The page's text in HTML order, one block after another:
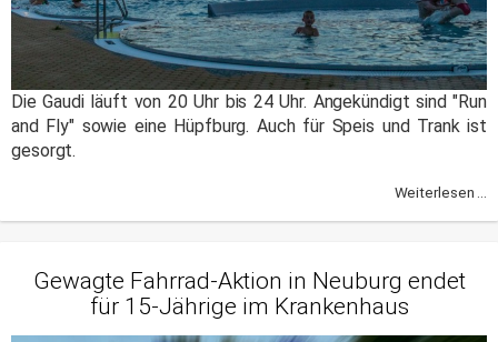
Die Gaudi läuft von 20 Uhr bis 24 Uhr. Angekündigt sind "Run
and Fly" sowie eine Hüpfburg. Auch für Speis und Trank ist
gesorgt.
Weiterlesen ...
Gewagte Fahrrad-Aktion in Neuburg endet
für 15-Jährige im Krankenhaus